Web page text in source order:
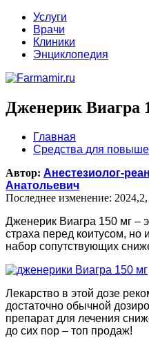
Услуги
Врачи
Клиники
Энциклопедия
Дженерик Виагра
Главная
Средства для
Автор: Анестезиолог-
Анатольевич
Последнее изменение:
Дженерик Виагра 150 мг –
страха перед коитусом, но
набор сопутствующих
Лекарство в этой дозе
достаточно обычной
препарат для лечения
до сих пор – топ продаж!